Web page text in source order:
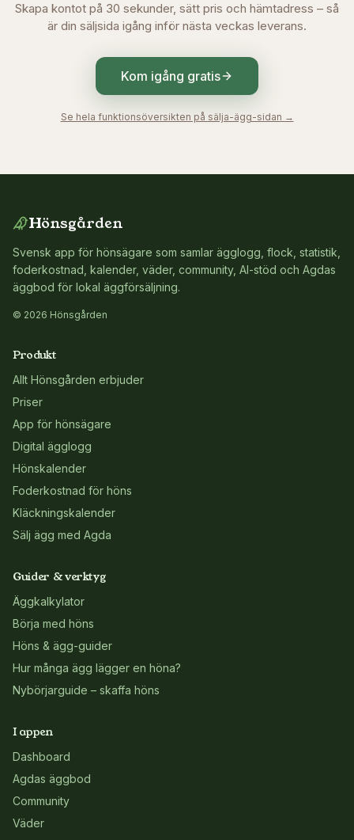
Skapa kontot på 30 sekunder, sätt pris och hämtadress – så
är din säljsida igång inför nästa veckas leverans.
Kom igång gratis
Se hela funktionsöversikten på sälja-ägg-sidan →
Hönsgården
Svensk app för hönsägare som samlar ägglogg, flock, statistik,
foderkostnad, kalender, väder, community, AI-stöd och Agdas
äggbod för lokal äggförsäljning.
© 2026 Hönsgården
Produkt
Allt Hönsgården erbjuder
Priser
App för hönsägare
Digital ägglogg
Hönskalender
Foderkostnad för höns
Kläckningskalender
Sälj ägg med Agda
Guider & verktyg
Äggkalkylator
Börja med höns
Höns & ägg-guider
Hur många ägg lägger en höna?
Nybörjarguide – skaffa höns
I appen
Dashboard
Agdas äggbod
Community
Väder